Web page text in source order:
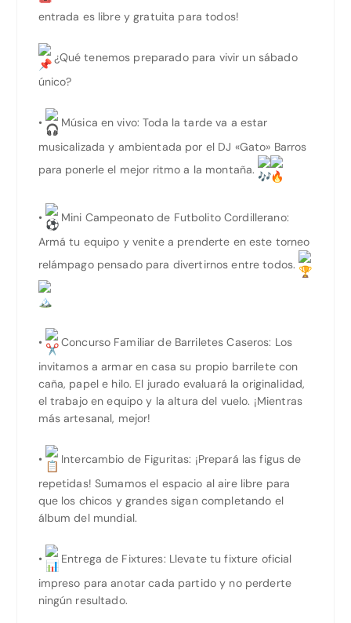
entrada es libre y gratuita para todos!
¿Qué tenemos preparado para vivir un sábado
único?
•
Música en vivo: Toda la tarde va a estar
musicalizada y ambientada por el DJ «Gato» Barros
para ponerle el mejor ritmo a la montaña.
•
Mini Campeonato de Futbolito Cordillerano:
Armá tu equipo y venite a prenderte en este torneo
relámpago pensado para divertirnos entre todos.
•
Concurso Familiar de Barriletes Caseros: Los
invitamos a armar en casa su propio barrilete con
caña, papel e hilo. El jurado evaluará la originalidad,
el trabajo en equipo y la altura del vuelo. ¡Mientras
más artesanal, mejor!
•
Intercambio de Figuritas: ¡Prepará las figus de
repetidas! Sumamos el espacio al aire libre para
que los chicos y grandes sigan completando el
álbum del mundial.
•
Entrega de Fixtures: Llevate tu fixture oficial
impreso para anotar cada partido y no perderte
ningún resultado.